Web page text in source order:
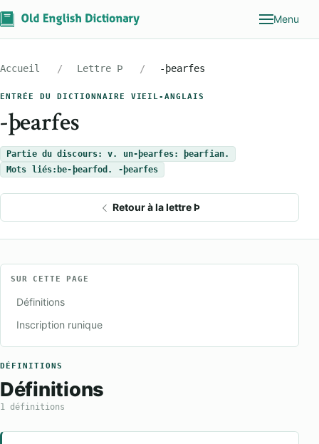
Menu
Accueil Lettre Þ -þearfes
ENTRÉE DU DICTIONNAIRE VIEIL-ANGLAIS
-þearfes
Partie du discours: v. un-þearfes: þearfian.
Mots liés: be-þearfod. -þearfes
Retour à la lettre Þ
SUR CETTE PAGE
Définitions
Inscription runique
DÉFINITIONS
Définitions
1 définitions